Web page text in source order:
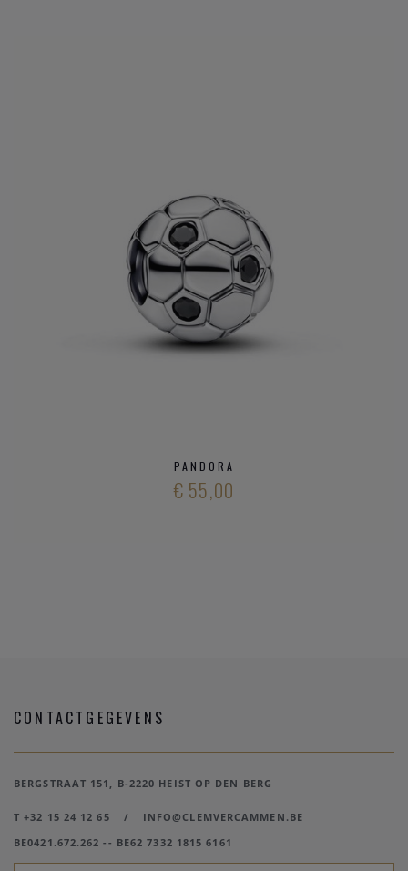
PANDORA
€ 55,00
CONTACTGEGEVENS
BERGSTRAAT 151, B-2220 HEIST OP DEN BERG
T +32 15 24 12 65 /
INFO@CLEMVERCAMMEN.BE
BE0421.672.262 -- BE62 7332 1815 6161